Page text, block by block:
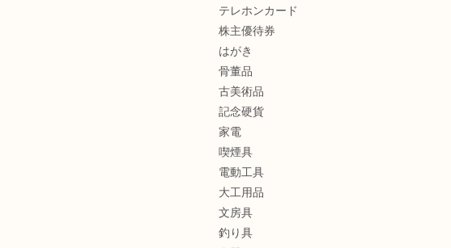
テレホンカード
株主優待券
はがき
骨董品
古美術品
記念硬貨
家電
喫煙具
電動工具
大工用品
文房具
釣り具